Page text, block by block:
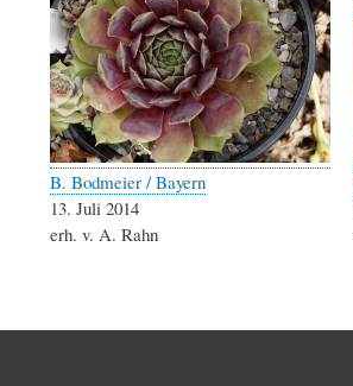
B. Bodmeier / Bayern
13. Juli 2014
erh. v. A. Rahn